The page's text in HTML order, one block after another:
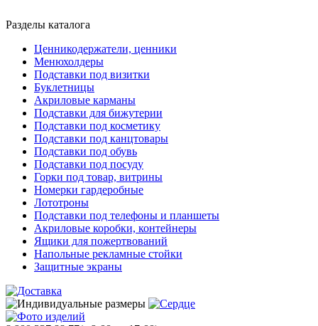
Разделы каталога
Ценникодержатели, ценники
Менюхолдеры
Подставки под визитки
Буклетницы
Акриловые карманы
Подставки для бижутерии
Подставки под косметику
Подставки под канцтовары
Подставки под обувь
Подставки под посуду
Горки под товар, витрины
Номерки гардеробные
Лототроны
Подставки под телефоны и планшеты
Акриловые коробки, контейнеры
Ящики для пожертвований
Напольные рекламные стойки
Защитные экраны